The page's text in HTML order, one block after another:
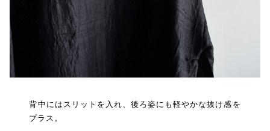
背中にはスリットを入れ、後ろ姿にも軽やかな抜け感を
プラス。